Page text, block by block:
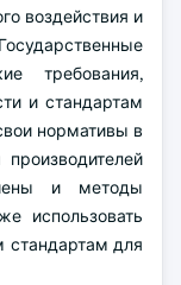
воздействия и
требования,
и стандартам
нормативы в
и методы
использовать
для